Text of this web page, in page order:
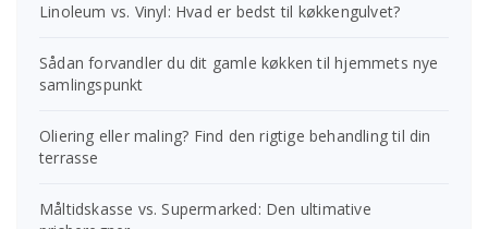
Linoleum vs. Vinyl: Hvad er bedst til køkkengulvet?
Sådan forvandler du dit gamle køkken til hjemmets nye
samlingspunkt
Oliering eller maling? Find den rigtige behandling til din
terrasse
Måltidskasse vs. Supermarked: Den ultimative